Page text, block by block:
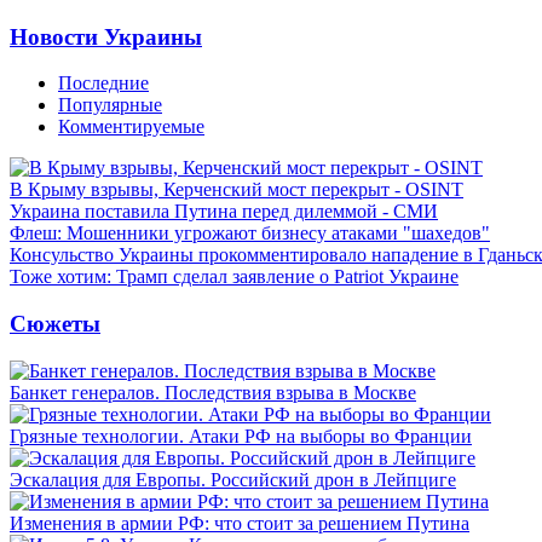
Новости Украины
Последние
Популярные
Комментируемые
В Крыму взрывы, Керченский мост перекрыт - OSINT
Украина поставила Путина перед дилеммой - СМИ
Флеш: Мошенники угрожают бизнесу атаками "шахедов"
Консульство Украины прокомментировало нападение в
Тоже хотим: Трамп сделал заявление о Patriot Украине
Сюжеты
Банкет генералов. Последствия взрыва в Москве
Грязные технологии. Атаки РФ на выборы во Франции
Эскалация для Европы. Российский дрон в Лейпциге
Изменения в армии РФ: что стоит за решением Путина